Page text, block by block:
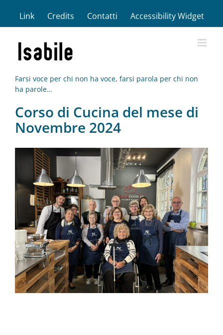
contenuto
Link Credits Contatti Accessibility Widget
Farsi voce per chi non ha voce, farsi parola per chi non
ha parole…
Corso di Cucina del mese di
Novembre 2024